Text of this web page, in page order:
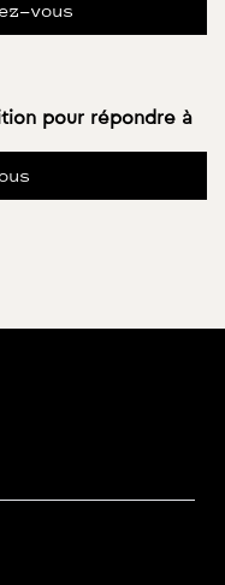
vous
pour répondre à